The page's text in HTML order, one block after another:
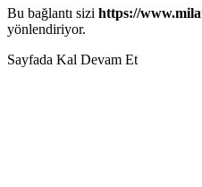
Bu bağlantı sizi https://
yönlendiriyor.
Sayfada Kal Devam Et